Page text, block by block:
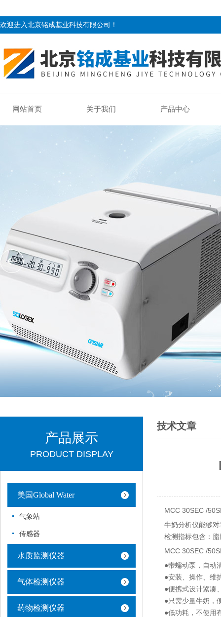
欢迎进入北京铭成基业科技有限公司！
网站首页 关于我们 产品中心
产品展示
PRODUCT DISPLAY
美国Global Water
气象站
传感器
水质监测仪器
气体检测仪器
药物检测仪器
技术文章
MCC 30SEC /
牛奶分析仪能够
检测指标包含：
MCC 30SEC /
●带蠕动泵，自动
●安装、操作、维
●便携式设计紧凑
●只需少量牛奶，
●低功耗，不使用